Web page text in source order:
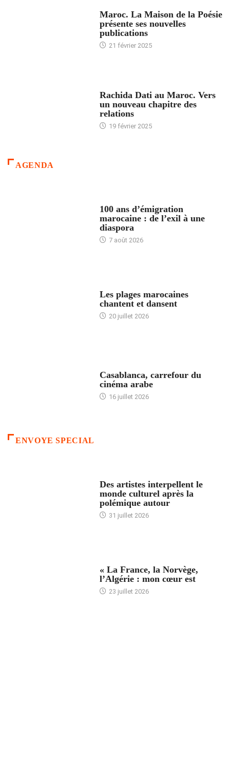
Maroc. La Maison de la Poésie
présente ses nouvelles
publications
21 février 2025
Rachida Dati au Maroc. Vers
un nouveau chapitre des
relations
19 février 2025
AGENDA
100 ans d’émigration
marocaine : de l’exil à une
diaspora
7 août 2026
Les plages marocaines
chantent et dansent
20 juillet 2026
Casablanca, carrefour du
cinéma arabe
16 juillet 2026
ENVOYE SPECIAL
Des artistes interpellent le
monde culturel après la
polémique autour
31 juillet 2026
« La France, la Norvège,
l’Algérie : mon cœur est
23 juillet 2026